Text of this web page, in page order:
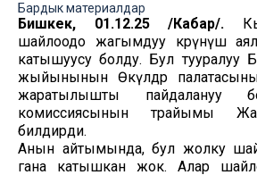
Бардык материалдар
Бишкек, 01.12.25 /Кабар/.
шайлоодо жагымдуу көрүнүш
катышуусу болду. Бул тууралуу
жыйынынын Өкүлдөр
жаратылышты пайдалануу
комиссиясынын төрайымы
билдирди.
Анын айтымында, бул жолку
гана катышкан жок. Алар шайлоо